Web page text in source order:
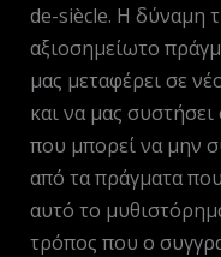
de-siècle. Η δύναμη
αξιοσημείωτο
μας μεταφέρει σε
και να μας συστήσει
που μπορεί να μην
από τα πράγματα
αυτό το
τρόπος που ο